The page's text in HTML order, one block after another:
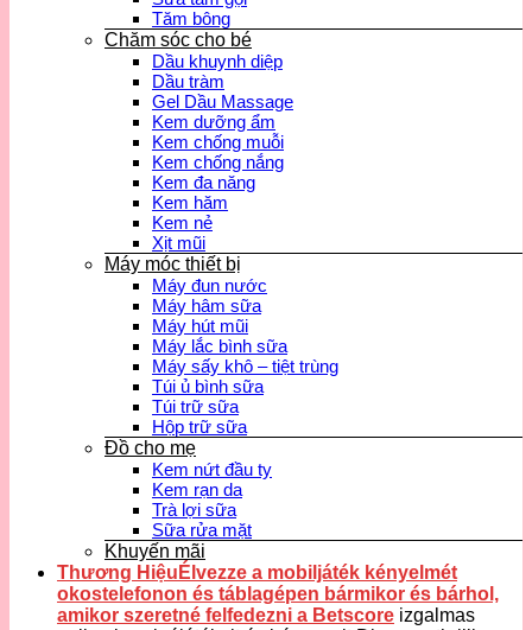
Tăm bông
Chăm sóc cho bé
Dầu khuynh diệp
Dầu tràm
Gel Dầu Massage
Kem dưỡng ẩm
Kem chống muỗi
Kem chống nắng
Kem đa năng
Kem hăm
Kem nẻ
Xịt mũi
Máy móc thiết bị
Máy đun nước
Máy hâm sữa
Máy hút mũi
Máy lắc bình sữa
Máy sấy khô – tiệt trùng
Túi ủ bình sữa
Túi trữ sữa
Hộp trữ sữa
Đồ cho mẹ
Kem nứt đầu ty
Kem rạn da
Trà lợi sữa
Sữa rửa mặt
Khuyến mãi
Thương HiệuÉlvezze a mobiljáték kényelmét
okostelefonon és táblagépen bármikor és bárhol,
amikor szeretné felfedezni a Betscore izgalmas